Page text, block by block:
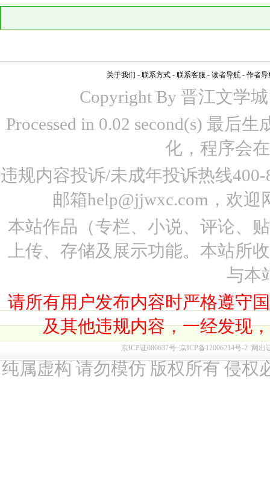
关于我们 - 联系方式 - 联系客服 - 读者导航 - 作者导
Copyright By 晋江文学
Processed in 0.02 second(s) 最后
化，程序会
违规内容投诉/未成年投诉热线
邮箱help@jjwxc.com，欢
本站作品（专栏、小说、评论、
上传、存储及展示功能。本站所
与本
请所有用户发布内容时严格遵守
及其他违规内容，一经发现
京ICP证080637号 京ICP备12006214号-2 网出
纯属虚构 请勿模仿 版权所有 侵权